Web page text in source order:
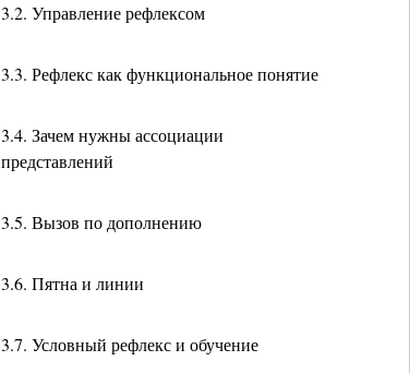
3.2. Управление рефлексом
3.3. Рефлекс как функциональное понятие
3.4. Зачем нужны ассоциации
представлений
3.5. Вызов по дополнению
3.6. Пятна и линии
3.7. Условный рефлекс и обучение